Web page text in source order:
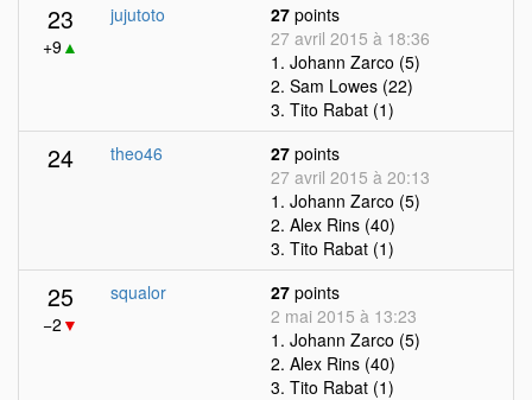
23
+9▲
jujutoto 27 points
27 avril 2015 à 18:36
1. Johann Zarco (5)
2. Sam Lowes (22)
3. Tito Rabat (1)
24 theo46 27 points
27 avril 2015 à 20:13
1. Johann Zarco (5)
2. Alex Rins (40)
3. Tito Rabat (1)
25
−2 ▼
squalor 27 points
2 mai 2015 à 13:23
1. Johann Zarco (5)
2. Alex Rins (40)
3. Tito Rabat (1)